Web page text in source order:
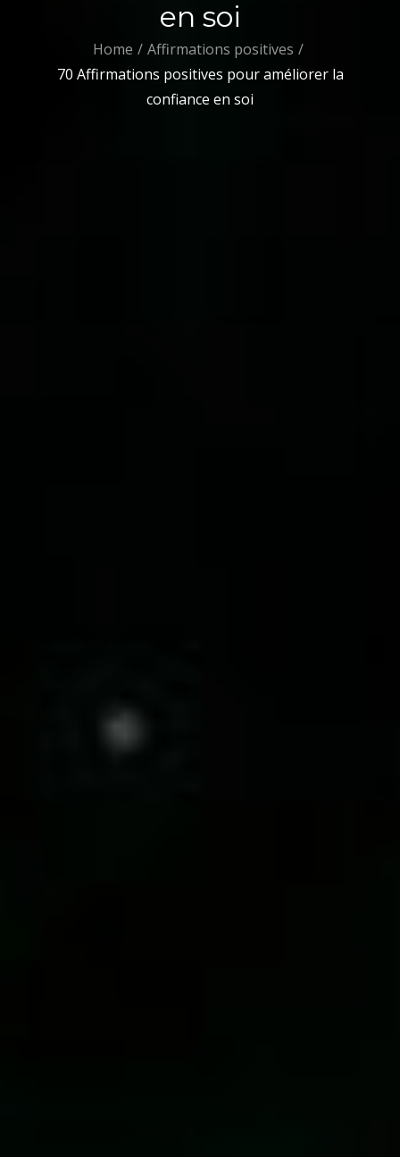
en soi
Home
Affirmations positives
70 Affirmations positives pour améliorer la
confiance en soi